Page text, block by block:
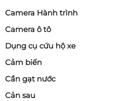
Camera Hành trình
Camera ô tô
Dụng cụ cứu hộ xe
Cảm biến
Cần gạt nước
Cản sau